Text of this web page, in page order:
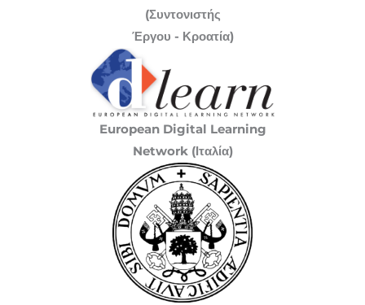
(Συντονιστής
Έργου - Κροατία)
European Digital Learning
Network (Ιταλία)